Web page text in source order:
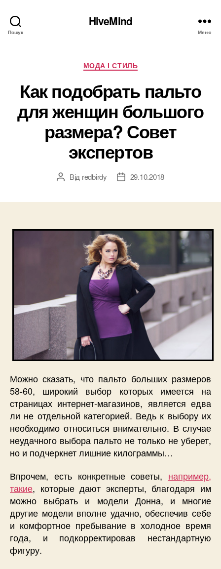
Пошук
HiveMind
Меню
Категорії
МОДА І СТИЛЬ
Как подобрать пальто
для женщин большого
размера? Совет
экспертов
Автор
Від redbirdy
Дата29.10.2018
Можно сказать, что пальто больших размеров
58-60, широкий выбор которых имеется на
страницах интернет-магазинов, является едва
ли не отдельной категорией. Ведь к выбору их
необходимо относиться внимательно. В случае
неудачного выбора пальто не только не уберет,
но и подчеркнет лишние килограммы…
Впрочем, есть конкретные советы, например,
такие, которые дают эксперты, благодаря им
можно выбрать и модели Донна, и многие
другие модели вполне удачно, обеспечив себе
и комфортное пребывание в холодное время
года, и подкорректировав нестандартную
фигуру.